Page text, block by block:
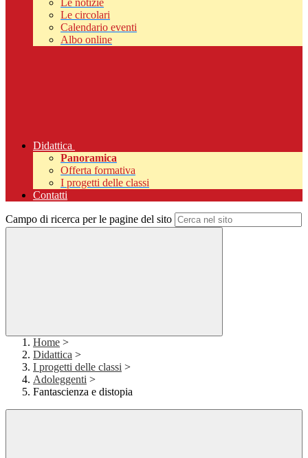
Le notizie
Le circolari
Calendario eventi
Albo online
Didattica
Panoramica
Offerta formativa
I progetti delle classi
Contatti
Campo di ricerca per le pagine del sito
Home >
Didattica >
I progetti delle classi >
Adoleggenti >
Fantascienza e distopia